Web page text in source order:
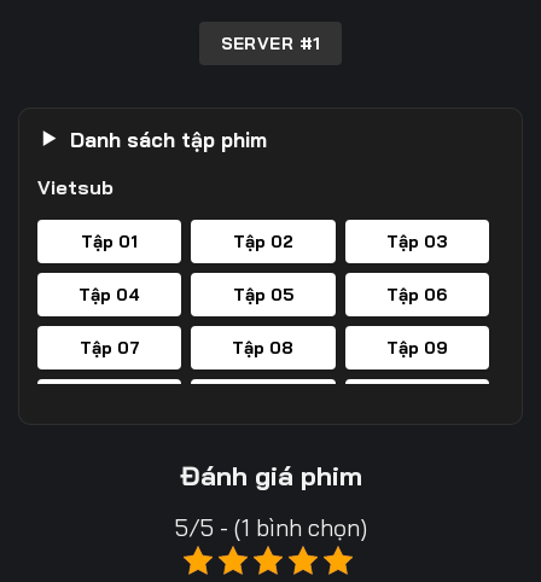
SERVER #1
Danh sách tập phim
Vietsub
Tập 01 Tập 02 Tập 03
Tập 04 Tập 05 Tập 06
Tập 07 Tập 08 Tập 09
Tập 20
Đánh giá phim
5/5 - (1 bình chọn)